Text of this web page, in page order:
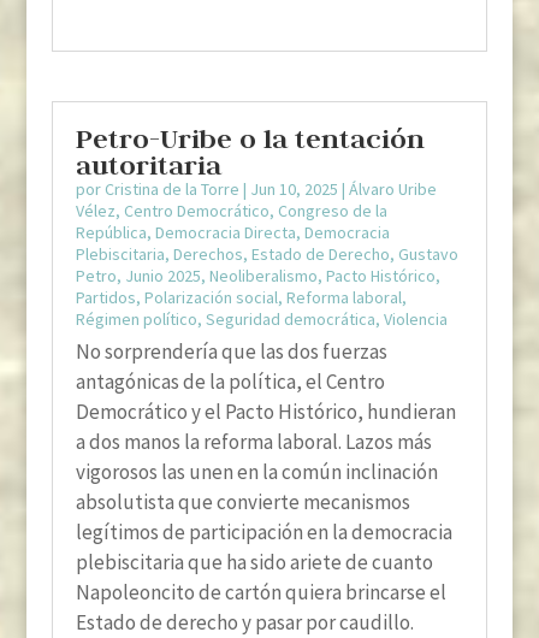
Petro-Uribe o la tentación
autoritaria
por Cristina de la Torre | Jun 10, 2025 | Álvaro Uribe
Vélez, Centro Democrático, Congreso de la
República, Democracia Directa, Democracia
Plebiscitaria, Derechos, Estado de Derecho, Gustavo
Petro, Junio 2025, Neoliberalismo, Pacto Histórico,
Partidos, Polarización social, Reforma laboral,
Régimen político, Seguridad democrática, Violencia
No sorprendería que las dos fuerzas
antagónicas de la política, el Centro
Democrático y el Pacto Histórico, hundieran
a dos manos la reforma laboral. Lazos más
vigorosos las unen en la común inclinación
absolutista que convierte mecanismos
legítimos de participación en la democracia
plebiscitaria que ha sido ariete de cuanto
Napoleoncito de cartón quiera brincarse el
Estado de derecho y pasar por caudillo.